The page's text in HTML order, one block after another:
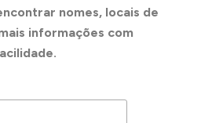
nomes, locais de
informações com